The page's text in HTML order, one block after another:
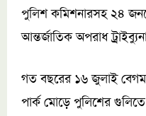
পুলিশ কমিশনারসহ ২৪
আন্তর্জাতিক অপরাধ
গত বছরের ১৬ জুলাই বেগম
পার্ক মোড়ে পুলিশের